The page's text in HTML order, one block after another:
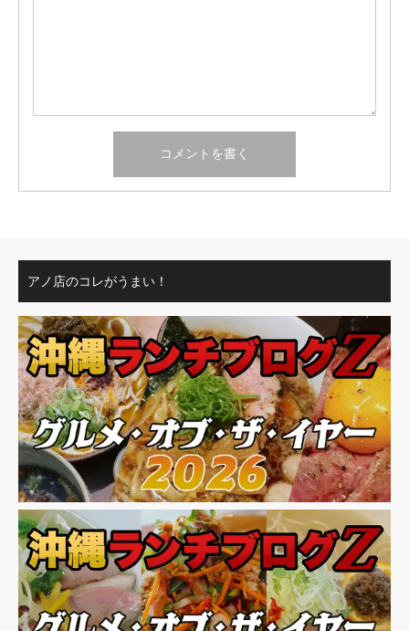
アノ店のコレがうまい！